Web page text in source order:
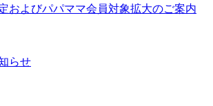
およびパパママ会員対象拡大のご案内
らせ